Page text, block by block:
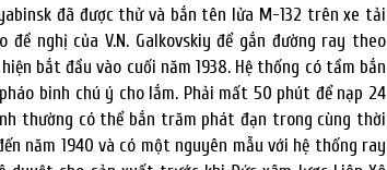
đã được thử và bắn tên lửa M-132 trên xe tải
nghị của V.N. Galkovskiy để gắn đường ray theo
bắt đầu vào cuối năm 1938. Hệ thống có tầm bắn
binh chú ý cho lắm. Phải mất 50 phút để nạp 24
thường có thể bắn trăm phát đạn trong cùng thời
năm 1940 và có một nguyên mẫu với hệ thống ray